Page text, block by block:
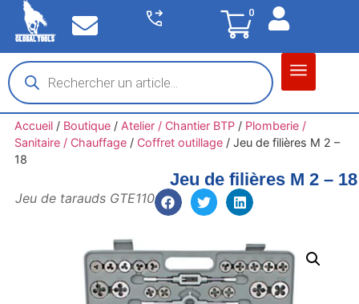
0
Accueil/ Boutique/ Atelier / Chantier BTP/ Plomberie /
Sanitaire / Chauffage/ Coffret outillage/ Jeu de filières M 2 –
18
Jeu de filières M 2 – 18
Jeu de tarauds GTE110